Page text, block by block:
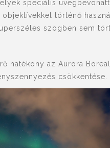
speciális
történő
szögben sem
hatékony az Aurora
csökkentése.